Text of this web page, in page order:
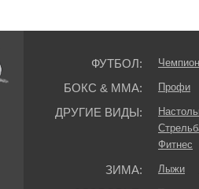
ФУТБОЛ:
БОКС & ММА: Профи
ДРУГИЕ ВИДЫ:
Фитнес
ЗИМА: Лыжи